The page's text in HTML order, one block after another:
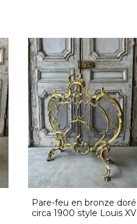
Pare-feu en bronze doré
circa 1900 style Louis XV